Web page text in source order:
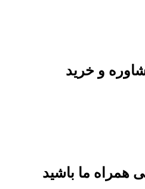
و خرید
همراه ما باشید